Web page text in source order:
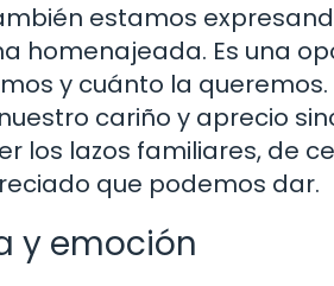
estamos
homenajeada. Es una
y cuánto la
cariño y aprecio
los lazos familiares, de
que podemos dar.
y emoción